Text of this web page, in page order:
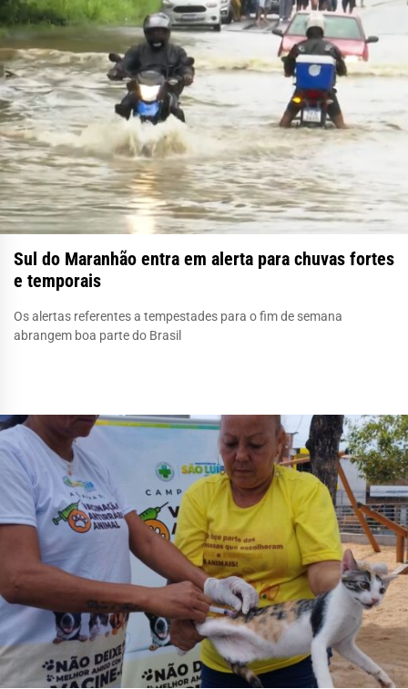
Sul do Maranhão entra em alerta para chuvas fortes
e temporais
Os alertas referentes a tempestades para o fim de semana
abrangem boa parte do Brasil